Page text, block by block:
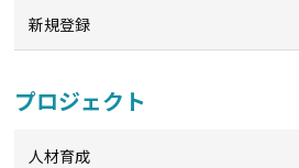
新規登録
プロジェクト
人材育成